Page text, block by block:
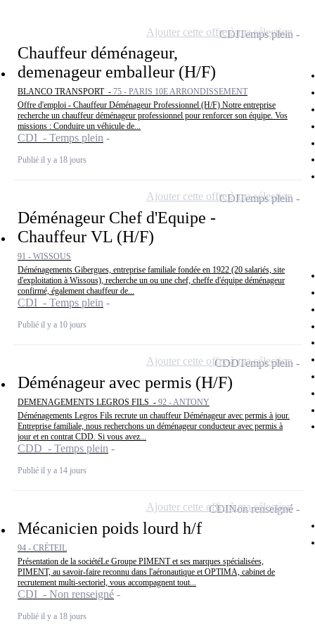
Chauffeur déménageur,
demenageur emballeur (H/F)
BLANCO TRANSPORT - 75 - PARIS 10E ARRONDISSEMENT
Offre d'emploi - Chauffeur Déménageur Professionnel (H/F) Notre entreprise
recherche un chauffeur déménageur professionnel pour renforcer son équipe. Vos
missions : Conduire un véhicule de...
CDI - Temps plein
Publié il y a 18 jours
CDITemps plein
Ajouter cette offre à ma sélection
Déménageur Chef d'Equipe -
Chauffeur VL (H/F)
91 - WISSOUS
Déménagements Gibergues, entreprise familiale fondée en 1922 (20 salariés, site
d'exploitation à Wissous), recherche un ou une chef, cheffe d'équipe déménageur
confirmé, également chauffeur de...
CDI - Temps plein
Publié il y a 10 jours
CDITemps plein
Ajouter cette offre à ma sélection
Déménageur avec permis (H/F)
DEMENAGEMENTS LEGROS FILS - 92 - ANTONY
Déménagements Legros Fils recrute un chauffeur Déménageur avec permis à jour.
Entreprise familiale, nous recherchons un déménageur conducteur avec permis à
jour et en contrat CDD. Si vous avez...
CDD - Temps plein
Publié il y a 14 jours
CDDTemps plein
Ajouter cette offre à ma sélection
Mécanicien poids lourd h/f
94 - CRÉTEIL
Présentation de la sociétéLe Groupe PIMENT et ses marques spécialisées,
PIMENT, au savoir-faire reconnu dans l'aéronautique et OPTIMA, cabinet de
recrutement multi-sectoriel, vous accompagnent tout...
CDI - Non renseigné
Publié il y a 18 jours
CDINon renseigné
Ajouter cette offre à ma sélection